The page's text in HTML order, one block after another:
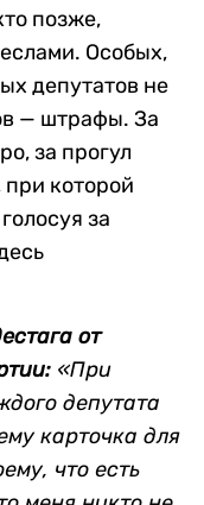
позже,
Особых,
депутатов не
— штрафы. За
за прогул
которой
за
от
«При
депутата
карточка для
что есть